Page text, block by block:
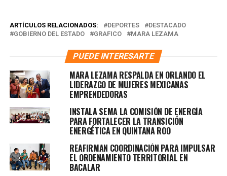
ARTÍCULOS RELACIONADOS: DEPORTES
DESTACADO
GOBIERNO DEL ESTADO
GRAFICO MARA LEZAMA
PUEDE INTERESARTE
MARA LEZAMA RESPALDA EN ORLANDO EL
LIDERAZGO DE MUJERES MEXICANAS
EMPRENDEDORAS
INSTALA SEMA LA COMISIÓN DE ENERGÍA
PARA FORTALECER LA TRANSICIÓN
ENERGÉTICA EN QUINTANA ROO
REAFIRMAN COORDINACIÓN PARA IMPULSAR
EL ORDENAMIENTO TERRITORIAL EN
BACALAR